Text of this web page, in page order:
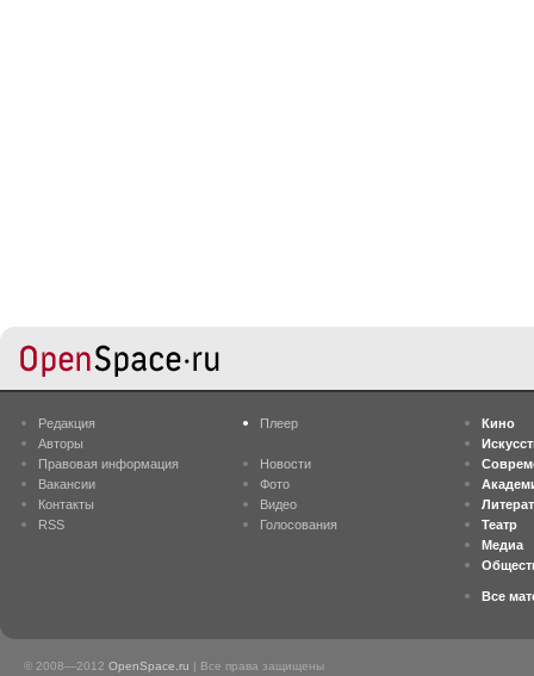
Редакция
Авторы
Правовая информация
Вакансии
Контакты
RSS
Плеер
Новости
Фото
Видео
Голосования
Кино
Театр
Медиа
Все
© 2008—2012 OpenSpace.ru | Все права защищены